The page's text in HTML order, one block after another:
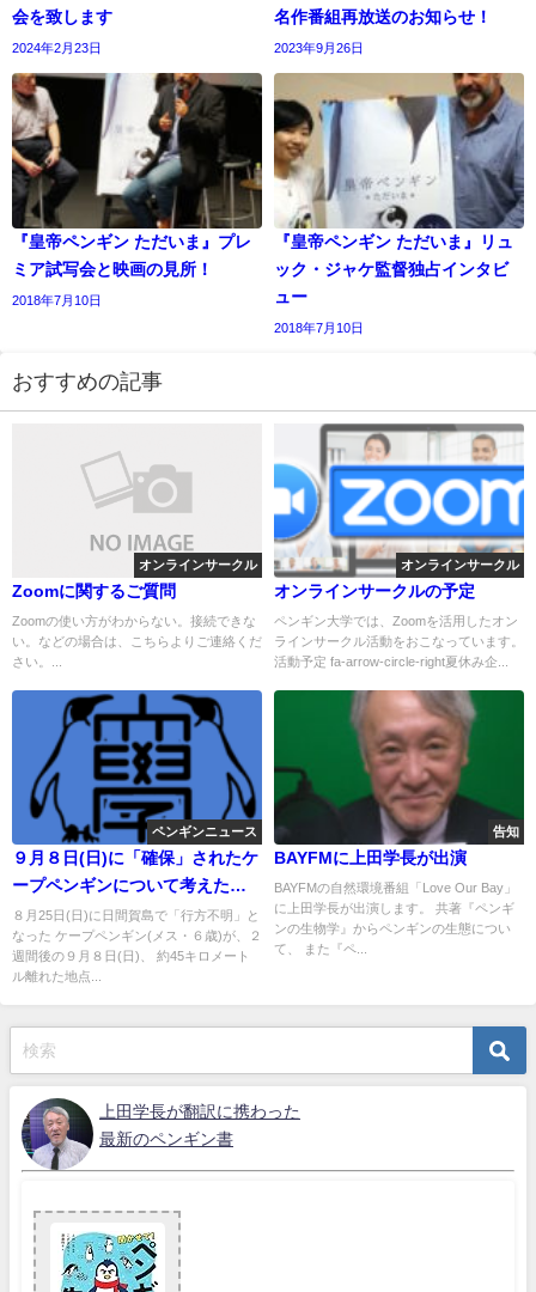
会を致します
2024年2月23日
名作番組再放送のお知らせ！
2023年9月26日
『皇帝ペンギン ただいま』プレ
ミア試写会と映画の見所！
2018年7月10日
『皇帝ペンギン ただいま』リュ
ック・ジャケ監督独占インタビ
ュー
2018年7月10日
おすすめの記事
オンラインサークル
Zoomに関するご質問
Zoomの使い方がわからない。接続できな
い。などの場合は、こちらよりご連絡くだ
さい。...
オンラインサークル
オンラインサークルの予定
ペンギン大学では、Zoomを活用したオン
ラインサークル活動をおこなっています。
活動予定 fa-arrow-circle-right夏休み企...
ペンギンニュース
９月８日(日)に「確保」されたケ
ープペンギンについて考えたこ
と
８月25日(日)に日間賀島で「行方不明」と
なった ケープペンギン(メス・６歳)が、２
週間後の９月８日(日)、 約45キロメート
ル離れた地点...
告知
BAYFMに上田学長が出演
BAYFMの自然環境番組「Love Our Bay」
に上田学長が出演します。 共著『ペンギ
ンの生物学』からペンギンの生態につい
て、 また『ペ...
上田学長が翻訳に携わった
最新のペンギン書